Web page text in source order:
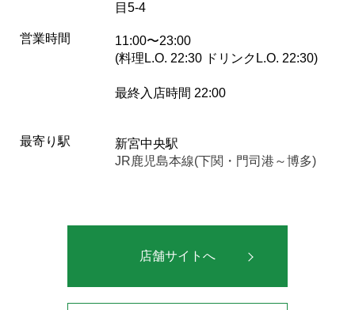
目5-4
営業時間
11:00〜23:00
(料理L.O. 22:30 ドリンクL.O. 22:30)
最終入店時間 22:00
最寄り駅
新宮中央駅
JR鹿児島本線(下関・門司港～博多)
店舗サイトへ